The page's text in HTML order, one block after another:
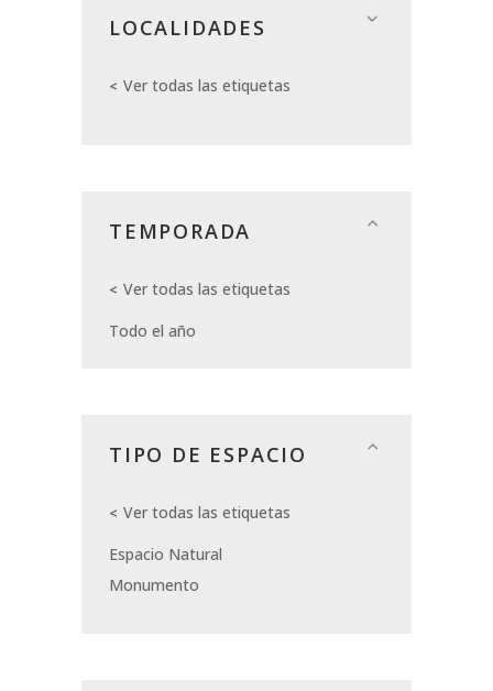
LOCALIDADES
Ver todas las etiquetas
TEMPORADA
Ver todas las etiquetas
Todo el año
TIPO DE ESPACIO
Ver todas las etiquetas
Espacio Natural
Monumento